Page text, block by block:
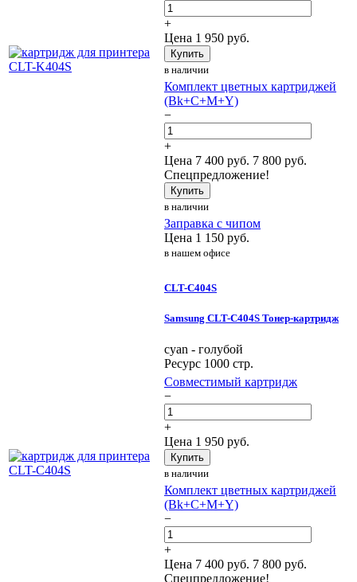
+
Цена 1 950 руб.
Купить
в наличии
Комплект цветных картриджей
(Bk+C+M+Y)
−
+
Цена 7 400 руб. 7 800 руб.
Спецпредложение!
Купить
в наличии
Заправка с чипом
Цена 1 150 руб.
в нашем офисе
CLT-C404S
Samsung CLT-C404S Тонер-картридж
cyan - голубой
Ресурс 1000 стр.
Совместимый картридж
−
+
Цена 1 950 руб.
Купить
в наличии
Комплект цветных картриджей
(Bk+C+M+Y)
−
+
Цена 7 400 руб. 7 800 руб.
Спецпредложение!